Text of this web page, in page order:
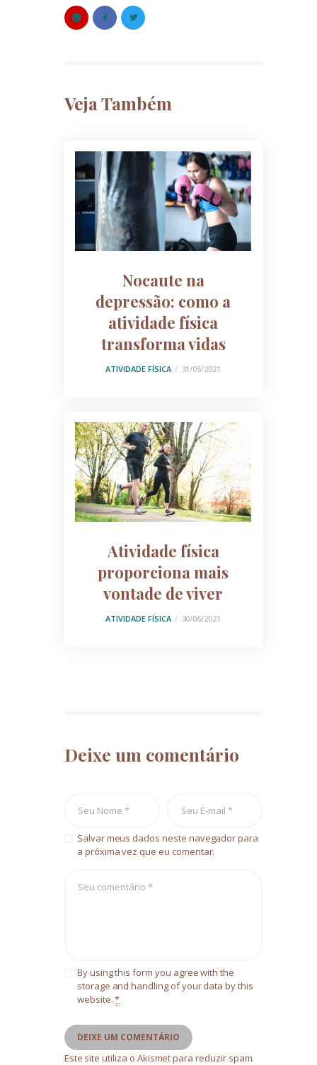
Veja Também
Nocaute na
depressão: como a
atividade física
transforma vidas
ATIVIDADE FÍSICA 31/05/2021
Atividade física
proporciona mais
vontade de viver
ATIVIDADE FÍSICA 30/06/2021
Deixe um comentário
Salvar meus dados neste navegador para
a próxima vez que eu comentar.
By using this form you agree with the
storage and handling of your data by this
website.*
Este site utiliza o Akismet para reduzir spam.